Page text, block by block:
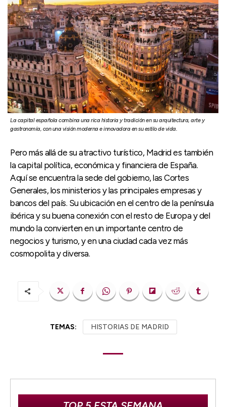
La capital española combina una rica historia y tradición en su arquitectura, arte y
gastronomía, con una visión moderna e innovadora en su estilo de vida.
Pero más allá de su atractivo turístico, Madrid es también
la capital política, económica y financiera de España.
Aquí se encuentra la sede del gobierno, las Cortes
Generales, los ministerios y las principales empresas y
bancos del país. Su ubicación en el centro de la península
ibérica y su buena conexión con el resto de Europa y del
mundo la convierten en un importante centro de
negocios y turismo, y en una ciudad cada vez más
cosmopolita y diversa.
TEMAS: HISTORIAS DE MADRID